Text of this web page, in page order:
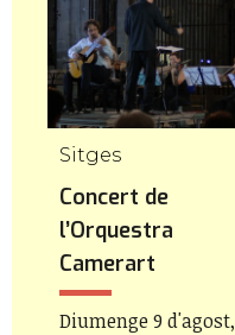
Sitges
Concert de
l’Orquestra
Camerart
Diumenge 9 d'agost,